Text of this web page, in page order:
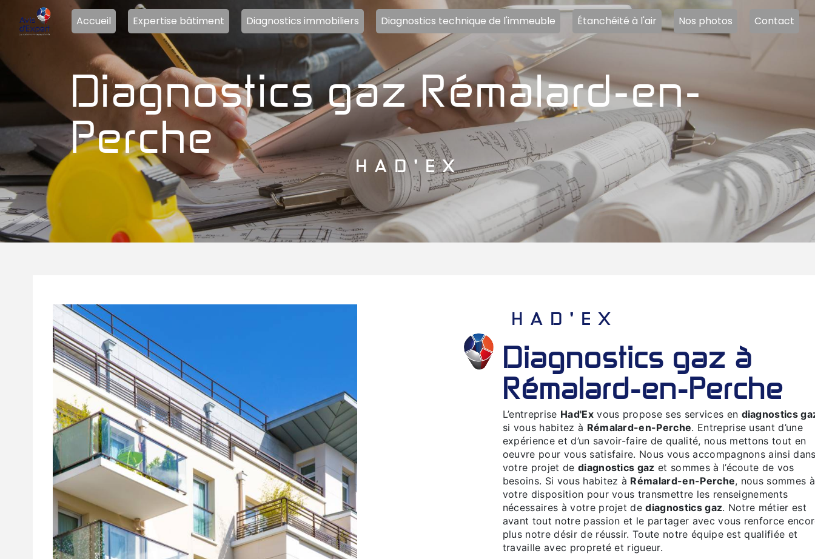
Accueil Expertise bâtiment Diagnostics immobiliers Diagnostics technique de l'immeuble Étanchéité à l'air Nos photos Contact
diagnostics gaz Rémalard-en-
Perche
HAD'EX
HAD'EX
diagnostics gaz à
Rémalard-en-Perche
L’entreprise Had'Exvous propose ses services en diagnostics
si vous habitez à Rémalard-en-Perche. Entreprise usant d’une
expérience et d’un savoir-faire de qualité, nous mettons tout en
oeuvre pour vous satisfaire. Nous vous accompagnons ainsi
votre projet de diagnostics gaz et sommes à l’écoute de vos
besoins. Si vous habitez à Rémalard-en-Perche, nous sommes à
votre disposition pour vous transmettre les renseignements
nécessaires à votre projet dediagnostics gaz. Notre métier est
avant tout notre passion et le partager avec vous renforce
plus notre désir de réussir. Toute notre équipe est qualifiée et
travaille avec propreté et rigueur.
Panneau de gestion des cookies